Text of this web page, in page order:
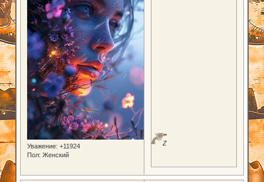
Уважение: +11924
Пол: Женский
Z